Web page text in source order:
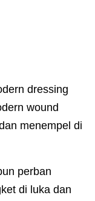
dressing
wound
menempel di
perban
di luka dan